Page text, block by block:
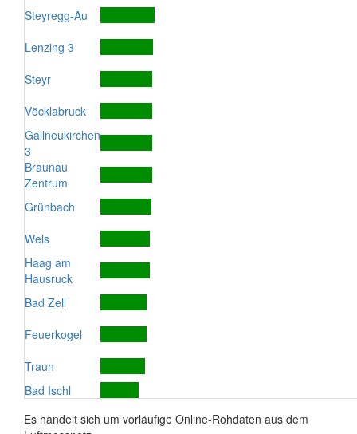
Steyregg-Au
Lenzing 3
Steyr
Vöcklabruck
Gallneukirchen
3
Braunau
Zentrum
Grünbach
Wels
Haag am
Hausruck
Bad Zell
Feuerkogel
Traun
Bad Ischl
Es handelt sich um vorläufige Online-Rohdaten aus dem